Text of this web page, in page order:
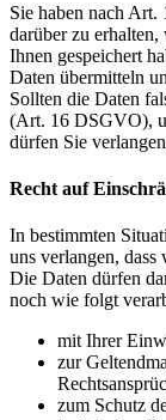
Sie haben nach
darüber zu
Ihnen gespeichert
Daten übermitteln
Sollten die Daten
(Art. 16 DSGVO),
dürfen Sie
Recht auf
In bestimmten
uns verlangen,
Die Daten dürfen
noch wie folgt
mit Ihrer
zur
zum Schutz